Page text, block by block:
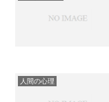
人間の心理